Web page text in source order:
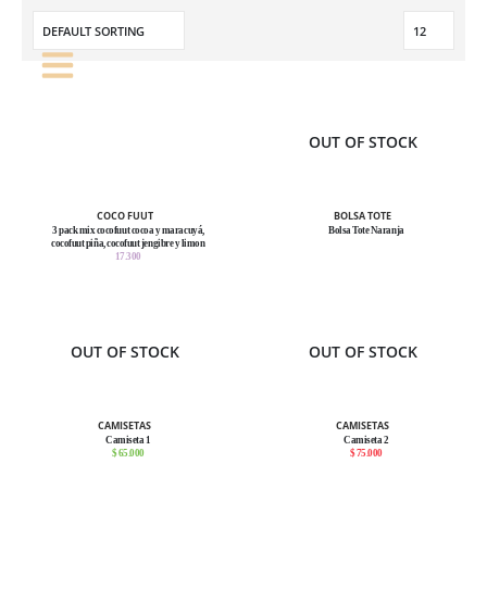
COCO FUUT
3 pack mix cocofuut cocoa y maracuyá,
cocofuut piña, cocofuut jengibre y limon
17.300
OUT OF STOCK
BOLSA TOTE
Bolsa Tote Naranja
OUT OF STOCK
CAMISETAS
Camiseta 1
$ 65.000
OUT OF STOCK
CAMISETAS
Camiseta 2
$ 75.000